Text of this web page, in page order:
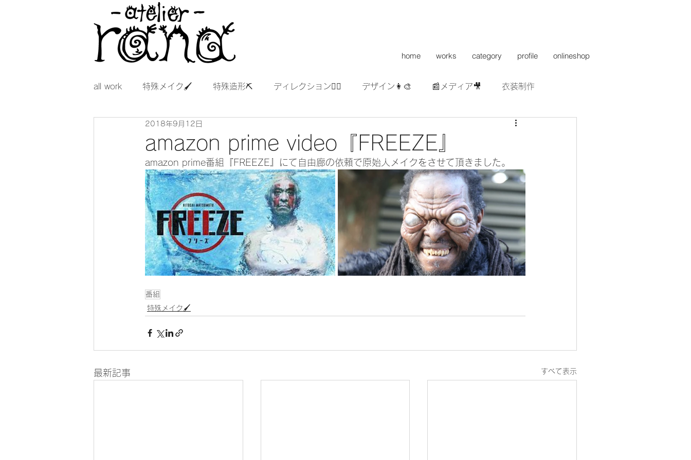
home works category profile onlineshop
all work 特殊メイク🖌 特殊造形⛏ ディレクション👯‍♀️ デザイン👩‍🎨 📰メディア🎥 衣装制作
amazon prime video『FREEZE』
2018年9月12日
amazon prime番組『FREEZE』にて自由廊の依頼で原始人メイクをさせて頂きました。
番組
特殊メイク🖌
最新記事 すべて表示